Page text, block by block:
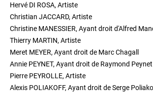
Hervé DI ROSA, Artiste
Christian JACCARD, Artiste
Christine MANESSIER, Ayant droit d'Alfred
Thierry MARTIN, Artiste
Meret MEYER, Ayant droit de Marc Chagall
Annie PEYNET, Ayant droit de Raymond Peynet
Pierre PEYROLLE, Artiste
Alexis POLIAKOFF, Ayant droit de Serge